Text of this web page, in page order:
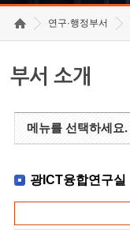
연구·행정부서
부서 소개
메뉴를 선택하세요.
광ICT융합연구실